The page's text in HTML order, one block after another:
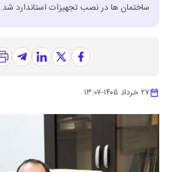
ساختمان ها در نصب تجهیزات استاندارد شد.
۲۷ خرداد ۱۴۰۵ -۱۳:۰۷